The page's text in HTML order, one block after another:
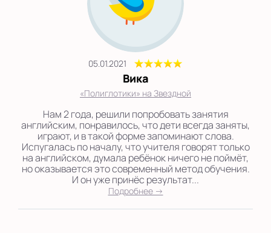
05.01.2021
Вика
«Полиглотики» на Звездной
Нам 2 года, решили попробовать занятия
английским, понравилось, что дети всегда заняты,
играют, и в такой форме запоминают слова.
Испугалась по началу, что учителя говорят только
на английском, думала ребёнок ничего не поймёт,
но оказывается это современный метод обучения.
И он уже принёс результат...
Подробнее →